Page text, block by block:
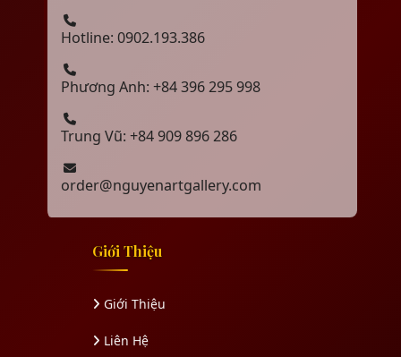
Hotline: 0902.193.386
Phương Anh: +84 396 295 998
Trung Vũ: +84 909 896 286
order@nguyenartgallery.com
Giới Thiệu
Giới Thiệu
Liên Hệ